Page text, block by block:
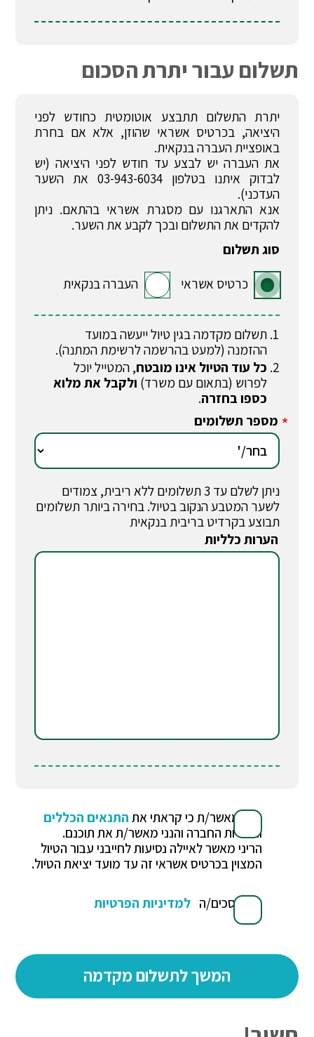
תשלום עבור יתרת הסכום
יתרת התשלום תתבצע אוטומטית כחודש לפני
היציאה, בכרטיס אשראי שהוזן, אלא אם בחרת
באופציית העברה בנקאית.
את העברה יש לבצע עד חודש לפני היציאה (יש
לבדוק איתנו בטלפון 03-943-6034 את השער
העדכני).
אנא התארגנו עם מסגרת אשראי בהתאם. ניתן
להקדים את התשלום ובכך לקבע את השער.
סוג תשלום
כרטיס אשראי
העברה בנקאית
תשלום מקדמה בגין טיול ייעשה במועד
ההזמנה (למעט בהרשמה לרשימת המתנה).
כל עוד הטיול אינו מובטח, המטייל יוכל
לפרוש (בתאום עם משרד) ולקבל את מלוא
כספו בחזרה.
* מספר תשלומים
ניתן לשלם עד 3 תשלומים ללא ריבית, צמודים
לשער המטבע הנקוב בטיול. בחירה ביותר תשלומים
תבוצע בקרדיט בריבית בנקאית
הערות כלליות
הנני מאשר/ת כי קראתי את התנאים הכללים
ואחריות החברה והנני מאשר/ת את תוכנם.
הריני מאשר לאיילה נסיעות לחייבני עבור הטיול
המצוין בכרטיס אשראי זה עד מועד יציאת הטיול.
אני מסכים/ה למדיניות הפרטיות